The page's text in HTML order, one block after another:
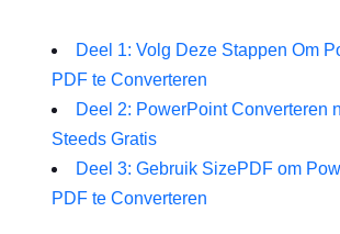
Deel 1: Volg Deze Stappen Om
PDF te Converteren
Deel 2: PowerPoint Converteren
Steeds Gratis
Deel 3: Gebruik SizePDF om
PDF te Converteren